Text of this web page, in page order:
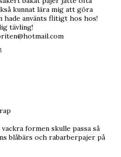
kunnat lära mig att göra
hade använts flitigt hos hos!
tävling!
formen skulle passa så
blåbärs och rabarberpajer på